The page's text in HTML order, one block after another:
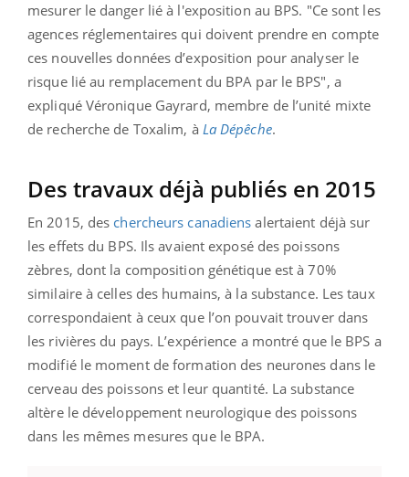
mesurer le danger lié à l'exposition au BPS. "Ce sont les
agences réglementaires qui doivent prendre en compte
ces nouvelles données d’exposition pour analyser le
risque lié au remplacement du BPA par le BPS", a
expliqué Véronique Gayrard, membre de l’unité mixte
de recherche de Toxalim, à La Dépêche.
Des travaux déjà publiés en 2015
En 2015, des chercheurs canadiens alertaient déjà sur
les effets du BPS. Ils avaient exposé des poissons
zèbres, dont la composition génétique est à 70%
similaire à celles des humains, à la substance. Les taux
correspondaient à ceux que l’on pouvait trouver dans
les rivières du pays. L’expérience a montré que le BPS a
modifié le moment de formation des neurones dans le
cerveau des poissons et leur quantité. La substance
altère le développement neurologique des poissons
dans les mêmes mesures que le BPA.